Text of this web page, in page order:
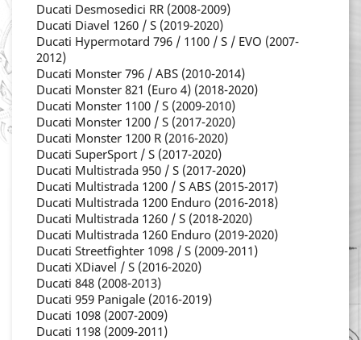
Ducati Desmosedici RR (2008-2009)
Ducati Diavel 1260 / S (2019-2020)
Ducati Hypermotard 796 / 1100 / S / EVO (2007-
2012)
Ducati Monster 796 / ABS (2010-2014)
Ducati Monster 821 (Euro 4) (2018-2020)
Ducati Monster 1100 / S (2009-2010)
Ducati Monster 1200 / S (2017-2020)
Ducati Monster 1200 R (2016-2020)
Ducati SuperSport / S (2017-2020)
Ducati Multistrada 950 / S (2017-2020)
Ducati Multistrada 1200 / S ABS (2015-2017)
Ducati Multistrada 1200 Enduro (2016-2018)
Ducati Multistrada 1260 / S (2018-2020)
Ducati Multistrada 1260 Enduro (2019-2020)
Ducati Streetfighter 1098 / S (2009-2011)
Ducati XDiavel / S (2016-2020)
Ducati 848 (2008-2013)
Ducati 959 Panigale (2016-2019)
Ducati 1098 (2007-2009)
Ducati 1198 (2009-2011)